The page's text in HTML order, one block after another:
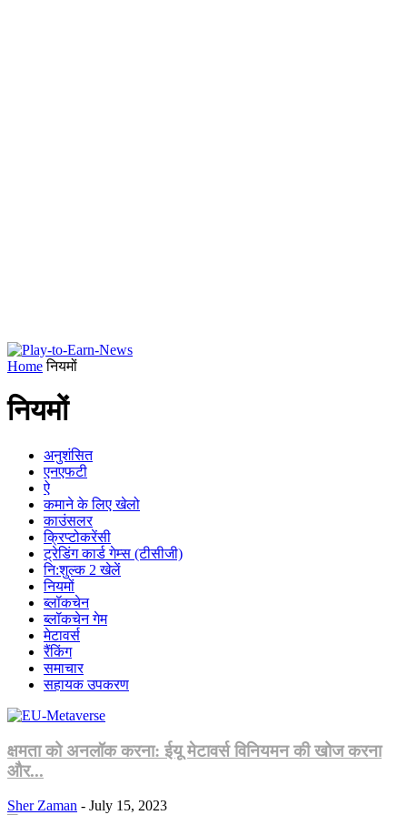
Home नियमों
नियमों
अनुशंसित
एनएफटी
ऐ
कमाने के लिए खेलो
काउंसलर
क्रिप्टोकरेंसी
ट्रेडिंग कार्ड गेम्स (टीसीजी)
नि:शुल्क 2 खेलें
नियमों
ब्लॉकचेन
ब्लॉकचेन गेम
मेटावर्स
रैंकिंग
समाचार
सहायक उपकरण
क्षमता को अनलॉक करना: ईयू मेटावर्स विनियमन की खोज करना
और...
Sher Zaman - July 15, 2023